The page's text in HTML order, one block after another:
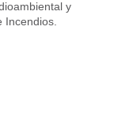
y
Incendios.